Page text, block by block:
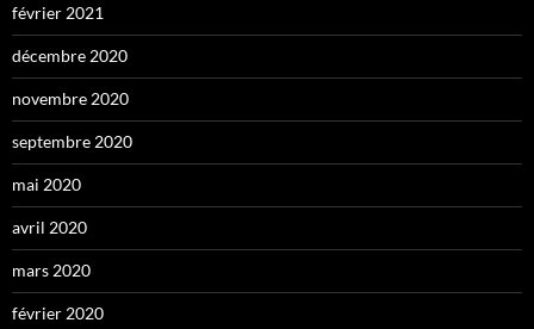
février 2021
décembre 2020
novembre 2020
septembre 2020
mai 2020
avril 2020
mars 2020
février 2020